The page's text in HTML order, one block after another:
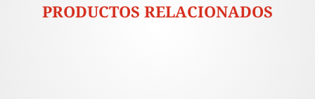
PRODUCTOS RELACIONADOS